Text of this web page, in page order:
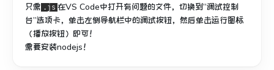
只需 .js 在VS Code中打开有问题的文件，切换到“调试控制
台”选项卡，单击左侧导航栏中的调试按钮，然后单击运行图标
（播放按钮）即可！
需要安装nodejs！